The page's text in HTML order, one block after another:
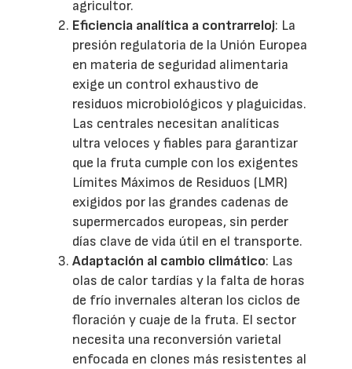
agricultor.
Eficiencia analítica a contrarreloj: La
presión regulatoria de la Unión Europea
en materia de seguridad alimentaria
exige un control exhaustivo de
residuos microbiológicos y plaguicidas.
Las centrales necesitan analíticas
ultra veloces y fiables para garantizar
que la fruta cumple con los exigentes
Límites Máximos de Residuos (LMR)
exigidos por las grandes cadenas de
supermercados europeas, sin perder
días clave de vida útil en el transporte.
Adaptación al cambio climático: Las
olas de calor tardías y la falta de horas
de frío invernales alteran los ciclos de
floración y cuaje de la fruta. El sector
necesita una reconversión varietal
enfocada en clones más resistentes al